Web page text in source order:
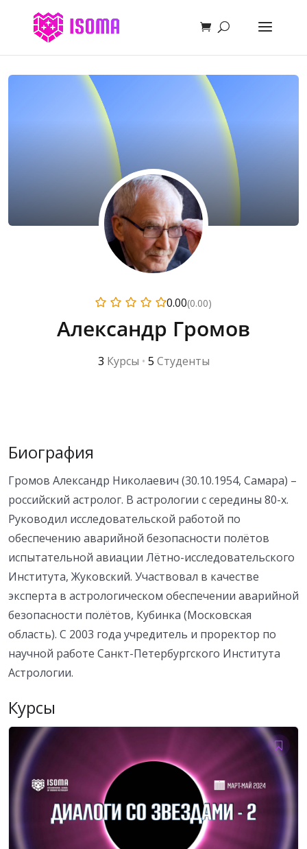
0.00(0.00)
Александр Громов
3 Курсы • 5 Студенты
Биография
Громов Александр Николаевич (30.10.1954, Самара) –
российский астролог. В астрологии с середины 80-х.
Руководил исследовательской работой по
обеспечению аварийной безопасности полётов
испытательной авиации Лётно-исследовательского
Института, Жуковский. Участвовал в качестве
эксперта в астрологическом обеспечении аварийной
безопасности полётов, Кубинка (Московская
область). С 2003 года учредитель и проректор по
научной работе Санкт-Петербургского Института
Астрологии.
Курсы